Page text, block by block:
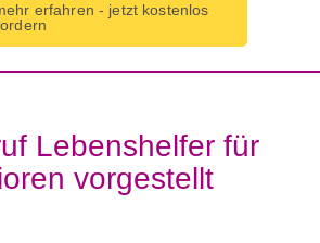
erfahren - jetzt kostenlos
Lebenshelfer für
vorgestellt